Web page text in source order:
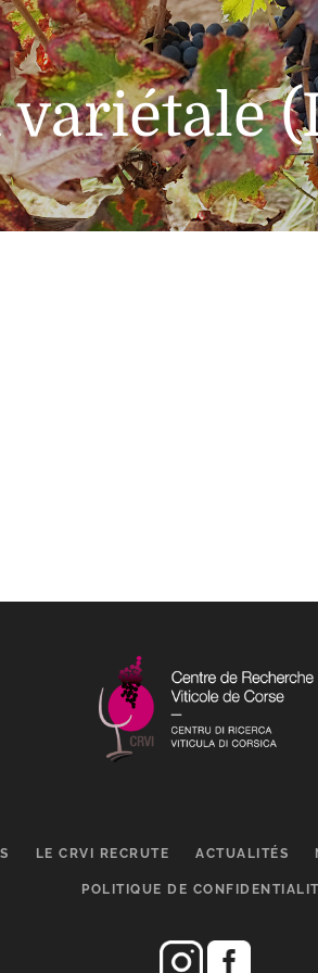
LE CRVI RECRUTE ACTUALITÉS
POLITIQUE DE